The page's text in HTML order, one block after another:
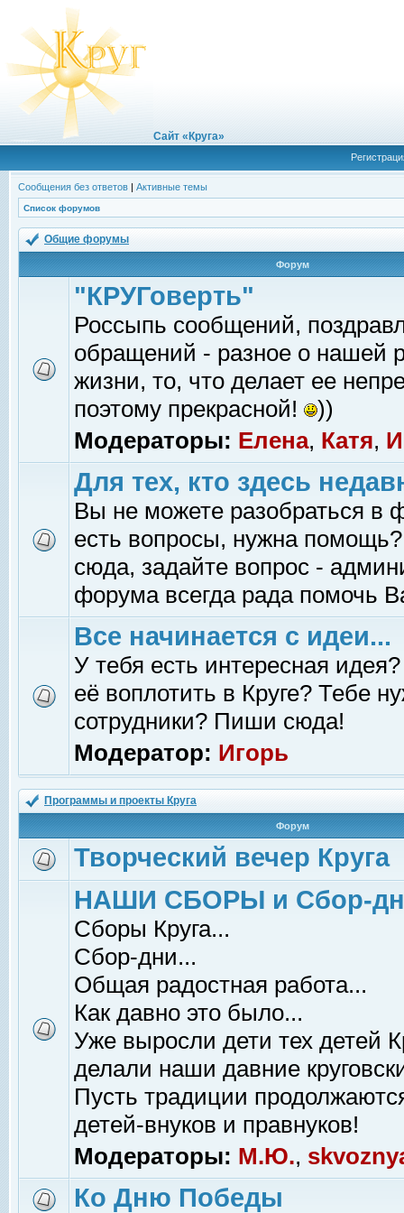
Сайт «Круга»
Сообщения без ответов | Активные темы
Список форумов
Общие форумы
Форум
"КРУГоверть"
Россыпь сообщений,
обращений - разное о нашей
жизни, то, что делает ее
поэтому прекрасной!
))
Модераторы: Елена, Катя,
Для тех, кто здесь
Вы не можете разобраться в
есть вопросы, нужна помощь?
сюда, задайте вопрос -
форума всегда рада помочь
Все начинается с идеи...
У тебя есть интересная
её воплотить в Круге? Тебе
сотрудники? Пиши сюда!
Модератор: Игорь
Программы и проекты Круга
Форум
Творческий вечер Круга
НАШИ СБОРЫ и Сбор-
Сборы Круга...
Сбор-дни...
Общая радостная работа...
Как давно это было...
Уже выросли дети тех детей
делали наши давние
Пусть традиции
детей-внуков и правнуков!
Модераторы: М.Ю.,
Ко Дню Победы